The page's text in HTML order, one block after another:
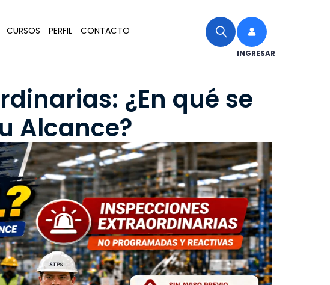
CURSOS PERFIL CONTACTO
INGRESAR
¿En qué se
Alcance?